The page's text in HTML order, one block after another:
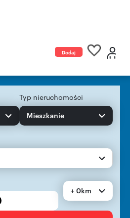
Dodaj
Typ nieruchomości
Mieszkanie
+ 0km